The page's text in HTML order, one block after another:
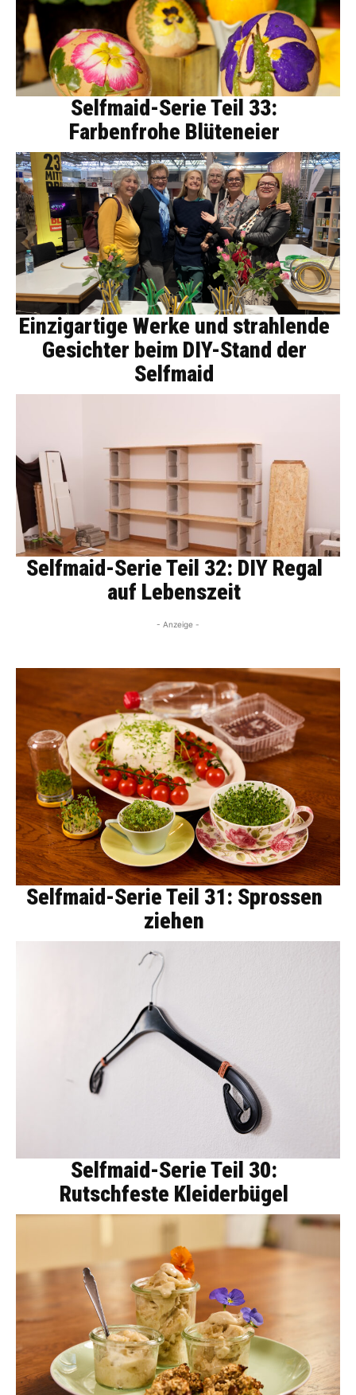
Selfmaid-Serie Teil 33:
Farbenfrohe Blüteneier
Einzigartige Werke und strahlende
Gesichter beim DIY-Stand der
Selfmaid
Selfmaid-Serie Teil 32: DIY Regal
auf Lebenszeit
- Anzeige -
Selfmaid-Serie Teil 31: Sprossen
ziehen
Selfmaid-Serie Teil 30:
Rutschfeste Kleiderbügel